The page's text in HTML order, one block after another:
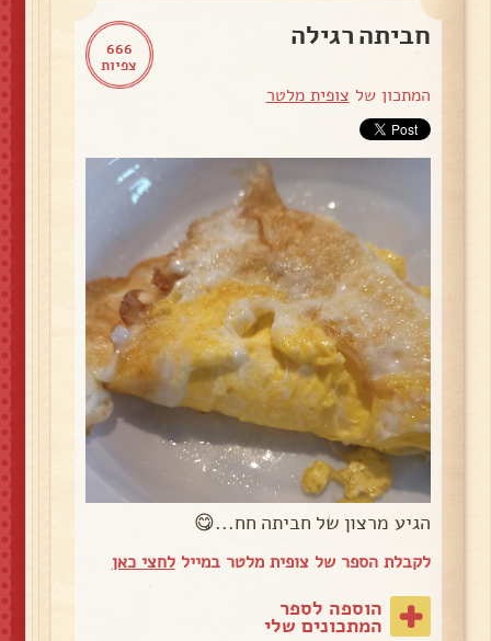
666
צפיות
חביתה רגילה
המתכון של צופית מלטר
הגיע מרצון של חביתה חח...😋
לקבלת הספר של צופית מלטר במייללחצי כאן
הוספה לספר
המתכונים שלי